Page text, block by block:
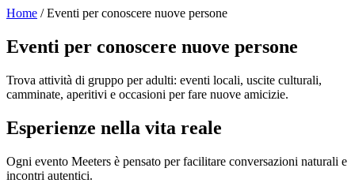
Home / Eventi per conoscere nuove persone
Eventi per conoscere nuove persone
Trova attività di gruppo per adulti: eventi locali, uscite culturali,
camminate, aperitivi e occasioni per fare nuove amicizie.
Esperienze nella vita reale
Ogni evento Meeters è pensato per facilitare conversazioni naturali e
incontri autentici.